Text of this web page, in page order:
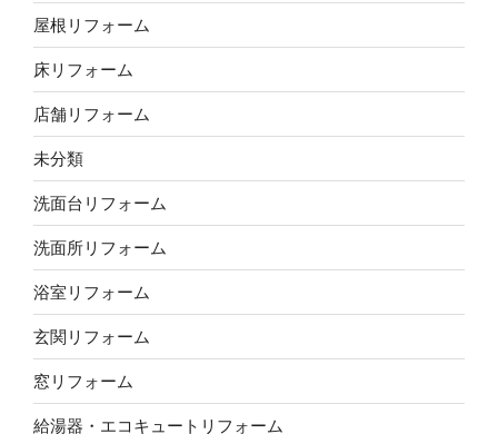
屋根リフォーム
床リフォーム
店舗リフォーム
未分類
洗面台リフォーム
洗面所リフォーム
浴室リフォーム
玄関リフォーム
窓リフォーム
給湯器・エコキュートリフォーム